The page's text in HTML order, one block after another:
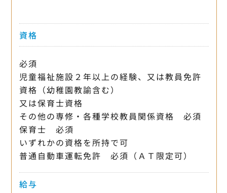
資格
必須
児童福祉施設２年以上の経験、又は教員免許
資格（幼稚園教諭含む）
又は保育士資格
その他の専修・各種学校教員関係資格 必須
保育士 必須
いずれかの資格を所持で可
普通自動車運転免許 必須（ＡＴ限定可）
給与